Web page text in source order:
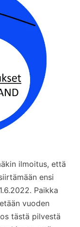
ilmoitus, että
ensi
Paikka
vuoden
tästä pilvestä